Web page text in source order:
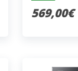
569,00€